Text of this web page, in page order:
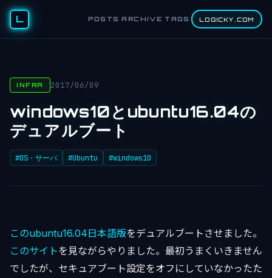
L POSTS ARCHIVE TAGS LOGICKY.COM
INFRA 2017/06/09
windows10とubuntu16.04の
デュアルブート
#OS・サーバ #Ubuntu #windows10
このubuntu16.04日本語版をデュアルブートさせました。
このサイトを見ながらやりました。最初うまくいきません
でしたが、セキュアブート設定をオフにしていなかったた